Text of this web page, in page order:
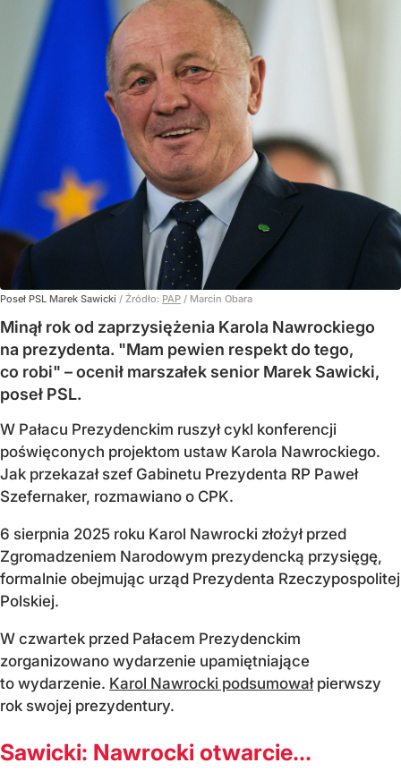
Poseł PSL Marek Sawicki / Źródło: PAP / Marcin Obara
Minął rok od zaprzysiężenia Karola Nawrockiego
na prezydenta. "Mam pewien respekt do tego,
co robi" – ocenił marszałek senior Marek Sawicki,
poseł PSL.
W Pałacu Prezydenckim ruszył cykl konferencji
poświęconych projektom ustaw Karola Nawrockiego.
Jak przekazał szef Gabinetu Prezydenta RP Paweł
Szefernaker, rozmawiano o CPK.
6 sierpnia 2025 roku Karol Nawrocki złożył przed
Zgromadzeniem Narodowym prezydencką przysięgę,
formalnie obejmując urząd Prezydenta Rzeczypospolitej
Polskiej.
W czwartek przed Pałacem Prezydenckim
zorganizowano wydarzenie upamiętniające
to wydarzenie. Karol Nawrocki podsumowałpierwszy
rok swojej prezydentury.
Sawicki: Nawrocki otwarcie...